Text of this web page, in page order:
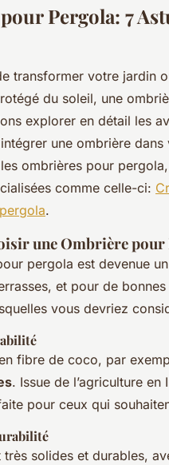
Pergola: 7
transformer votre jardin
du soleil, une
explorer en détail les
une ombrière
ombrières pour
comme celle-ci:
.
une Ombrière pour
pergola est devenue
et pour de
vous devriez
fibre de coco, par
. Issue de l’agriculture
pour ceux qui
très solides et durables,